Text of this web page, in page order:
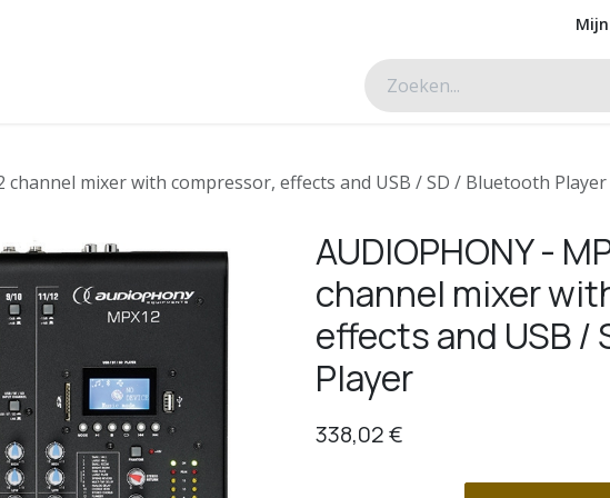
channel mixer with compressor, effects and USB / SD / Bluetooth Player
AUDIOPHONY -
channel mixer
effects and USB /
Player
338,02€